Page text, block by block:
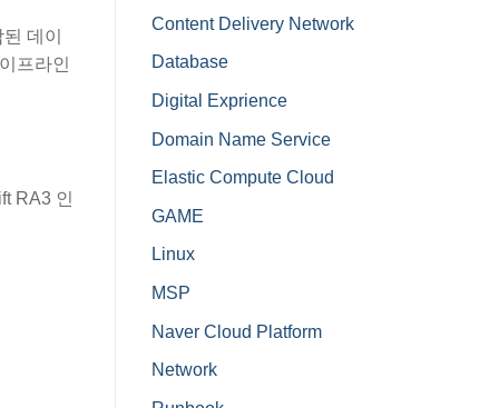
데이
프라인
RA3 인
Content Delivery Network
Database
Digital Exprience
Domain Name Service
Elastic Compute Cloud
GAME
Linux
MSP
Naver Cloud Platform
Network